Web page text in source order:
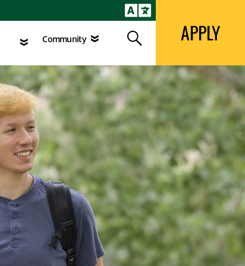
Community Search
Search APPLY
APPLY